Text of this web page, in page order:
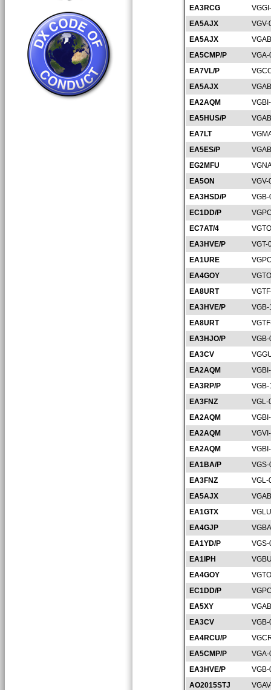
EA3RCG
EA5AJX
VGV-
EA5AJX
EA5CMP/P
EA7VL/P
EA5AJX
EA2AQM
EA5HUS/P
EA7LT
EA5ES/P
EG2MFU
EA5ON
VGV-
EA3HSD/P
EC1DD/P
EC7AT/4
EA3HVE/P
VGT-
EA1URE
EA4GOY
EA8URT
EA3HVE/P
EA8URT
EA3HJO/P
EA3CV
EA2AQM
EA3RP/P
EA3FNZ
VGL-
EA2AQM
EA2AQM
EA2AQM
EA1BA/P
EA3FNZ
VGL-
EA5AJX
EA1GTX
EA4GJP
EA1YD/P
EA1IPH
EA4GOY
EC1DD/P
EA5XY
EA3CV
EA4RCU/P
EA5CMP/P
EA3HVE/P
AO2015STJ